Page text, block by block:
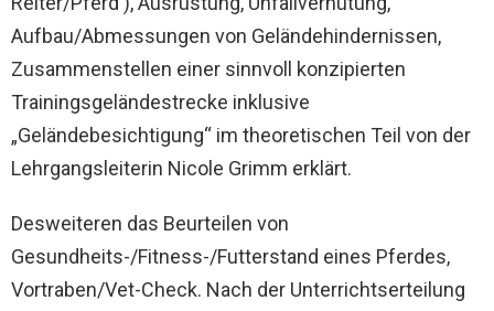
Aufbau/Abmessungen von Geländehindernissen,
Zusammenstellen einer sinnvoll konzipierten
Trainingsgeländestrecke inklusive
„Geländebesichtigung“ im theoretischen Teil von der
Lehrgangsleiterin Nicole Grimm erklärt.
Desweiteren das Beurteilen von
Gesundheits-/Fitness-/Futterstand eines Pferdes,
Vortraben/Vet-Check. Nach der Unterrichtserteilung